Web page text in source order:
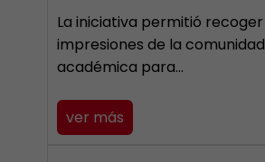
La iniciativa permitió recoger
impresiones de la comunidad
académica para…
ver más